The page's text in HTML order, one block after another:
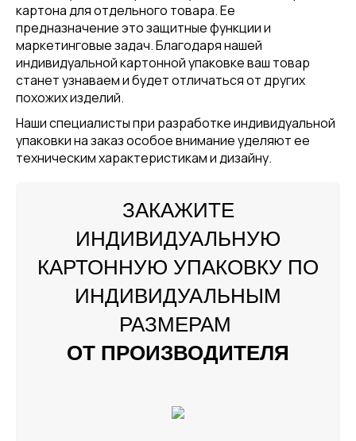
картона для отдельного товара. Ее
предназначение это защитные функции и
маркетинговые задач. Благодаря нашей
индивидуальной картонной упаковке ваш товар
станет узнаваем и будет отличаться от других
похожих изделий.
Наши специалисты при разработке индивидуальной
упаковки на заказ особое внимание уделяют ее
техническим характеристикам и дизайну.
ЗАКАЖИТЕ
ИНДИВИДУАЛЬНУЮ
КАРТОННУЮ УПАКОВКУ ПО
ИНДИВИДУАЛЬНЫМ
РАЗМЕРАМ
ОТ ПРОИЗВОДИТЕЛЯ